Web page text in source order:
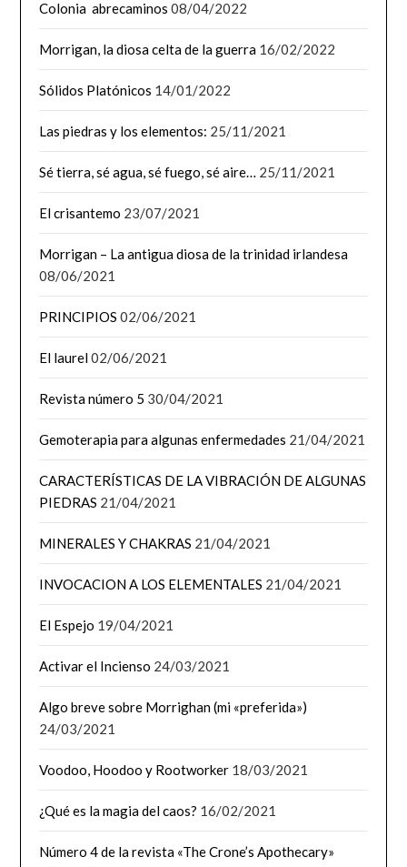
Colonia abrecaminos 08/04/2022
Morrigan, la diosa celta de la guerra 16/02/2022
Sólidos Platónicos 14/01/2022
Las piedras y los elementos: 25/11/2021
Sé tierra, sé agua, sé fuego, sé aire… 25/11/2021
El crisantemo 23/07/2021
Morrigan – La antigua diosa de la trinidad irlandesa
08/06/2021
PRINCIPIOS 02/06/2021
El laurel02/06/2021
Revista número 5 30/04/2021
Gemoterapia para algunas enfermedades 21/04/2021
CARACTERÍSTICAS DE LA VIBRACIÓN DE ALGUNAS
PIEDRAS 21/04/2021
MINERALES Y CHAKRAS 21/04/2021
INVOCACION A LOS ELEMENTALES 21/04/2021
El Espejo 19/04/2021
Activar el Incienso 24/03/2021
Algo breve sobre Morrighan (mi «preferida»)
24/03/2021
Voodoo, Hoodoo y Rootworker 18/03/2021
¿Qué es la magia del caos? 16/02/2021
Número 4 de la revista «The Crone’s Apothecary»